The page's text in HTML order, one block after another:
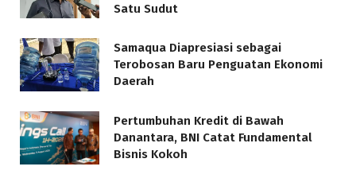
Satu Sudut
Samaqua Diapresiasi sebagai
Terobosan Baru Penguatan Ekonomi
Daerah
Pertumbuhan Kredit di Bawah
Danantara, BNI Catat Fundamental
Bisnis Kokoh